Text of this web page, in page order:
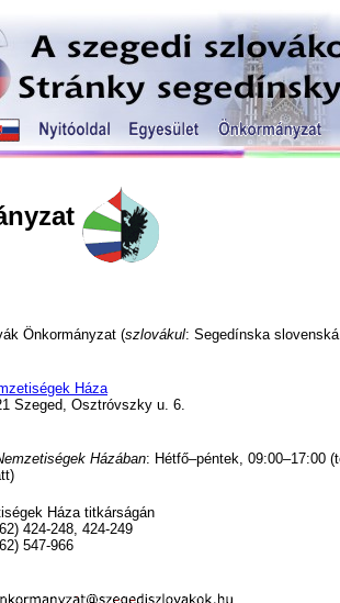
Önkormányzat (szlovákul: Segedínska
Háza
Szeged, Osztróvszky u. 6.
Házában: Hétfő–péntek, 09:00–17:00
Háza titkárságán
424-248, 424-249
547-966